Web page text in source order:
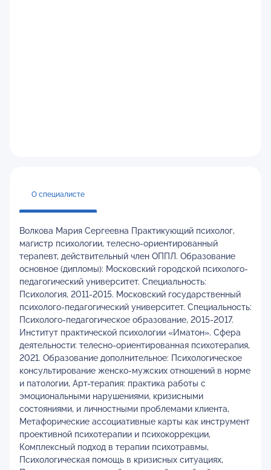
О специалисте
Волкова Мария Сергеевна Практикующий психолог,
магистр психологии, телесно-ориентированный
терапевт, действительный член ОППЛ. Образование
основное (дипломы): Московский городской психолого-
педагогический университет. Специальность:
Психология, 2011-2015. Московский государственный
психолого-педагогический университет. Специальность:
Психолого-педагогическое образование, 2015-2017.
Институт практической психологии «Иматон». Сфера
деятельности: телесно-ориентированная психотерапия,
2021. Образование дополнительное: Психологическое
консультирование женско-мужских отношений в норме
и патологии, Арт-терапия: практика работы с
эмоциональными нарушениями, кризисными
состояниями, и личностными проблемами клиента,
Метафорические ассоциативные карты как инструмент
проективной психотерапии и психокоррекции,
Комплексный подход в терапии психотравмы,
Психологическая помощь в кризисных ситуациях,